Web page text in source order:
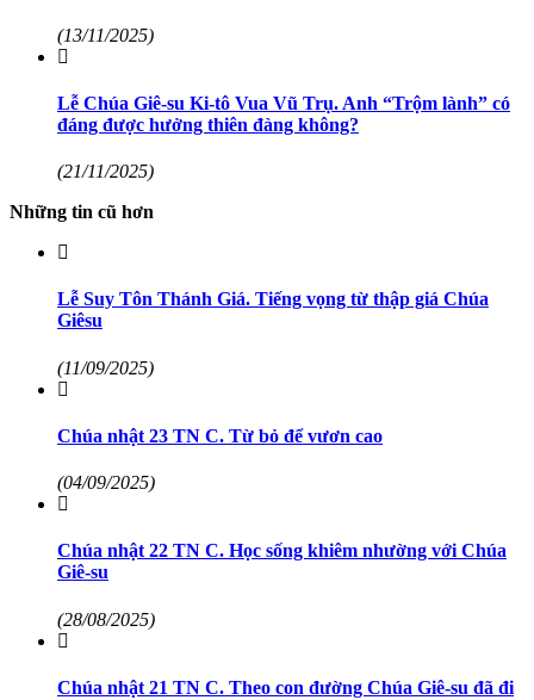
(13/11/2025)
Lễ Chúa Giê-su Ki-tô Vua Vũ Trụ. Anh “Trộm lành” có
đáng được hưởng thiên đàng không?
(21/11/2025)
Những tin cũ hơn
Lễ Suy Tôn Thánh Giá. Tiếng vọng từ thập giá Chúa
Giêsu
(11/09/2025)
Chúa nhật 23 TN C. Từ bỏ để vươn cao
(04/09/2025)
Chúa nhật 22 TN C. Học sống khiêm nhường với Chúa
Giê-su
(28/08/2025)
Chúa nhật 21 TN C. Theo con đường Chúa Giê-su đã đi